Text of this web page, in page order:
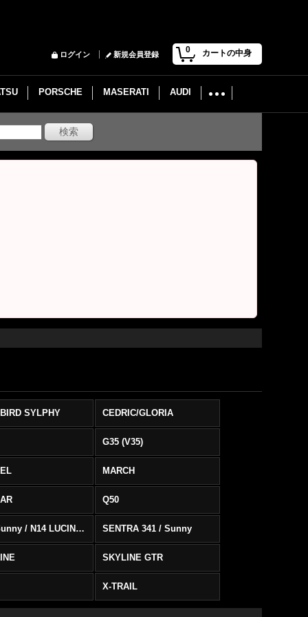
0 カートの中身
ログイン 新規会員登録
PORSCHE MASERATI AUDI
SYLPHY CEDRIC/GLORIA
G35 (V35)
MARCH
Q50
B13 Sunny / N14 LUCINO / SENTRA 331 SENTRA 341 / Sunny
SKYLINE GTR
X-TRAIL